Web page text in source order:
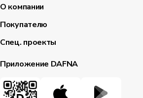
О компании
Покупателю
Спец. проекты
Приложение DAFNA